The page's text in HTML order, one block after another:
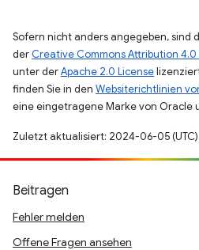
Sofern nicht anders angegeben, sind
der Creative Commons Attribution 4.0
unter derApache 2.0 License
finden Sie in den Websiterichtlinien
eine eingetragene Marke von Oracle
Zuletzt aktualisiert: 2024-06-05 (UTC).
Beitragen
Fehler melden
Offene Fragen ansehen